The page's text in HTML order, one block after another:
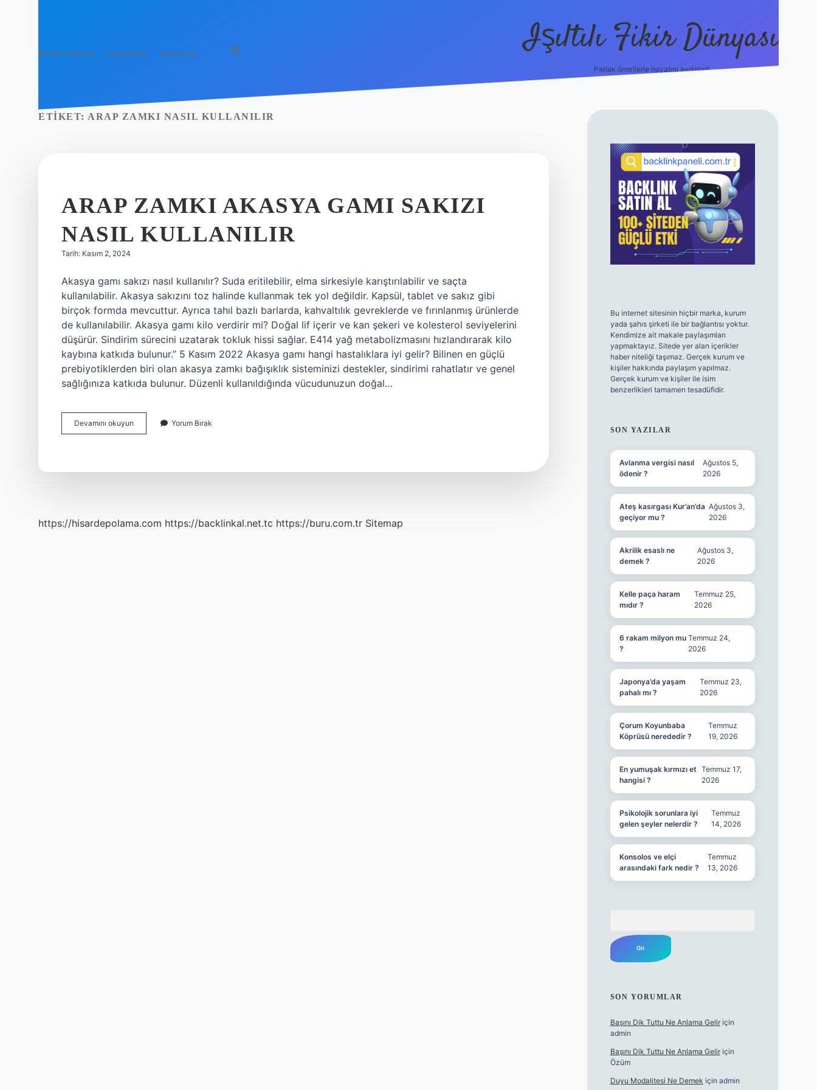
Gizlilik Politikası Hakkımızda Yasal Uyarı Işıltılı Fikir Dünyası
Parlak önerilerle hayatını aydınlat!
ETIKET: ARAP ZAMKI NASIL KULLANILIR
ARAP ZAMKI AKASYA GAMI SAKIZI
NASIL KULLANILIR
Tarih: Kasım 2, 2024
Akasya gamı sakızı nasıl kullanılır? Suda eritilebilir, elma sirkesiyle karıştırılabilir ve saçta
kullanılabilir. Akasya sakızını toz halinde kullanmak tek yol değildir. Kapsül, tablet ve sakız gibi
birçok formda mevcuttur. Ayrıca tahıl bazlı barlarda, kahvaltılık gevreklerde ve fırınlanmış ürünlerde
de kullanılabilir. Akasya gamı kilo verdirir mi? Doğal lif içerir ve kan şekeri ve kolesterol seviyelerini
düşürür. Sindirim sürecini uzatarak tokluk hissi sağlar. E414 yağ metabolizmasını hızlandırarak kilo
kaybına katkıda bulunur.” 5 Kasım 2022 Akasya gamı hangi hastalıklara iyi gelir? Bilinen en güçlü
prebiyotiklerden biri olan akasya zamkı bağışıklık sisteminizi destekler, sindirimi rahatlatır ve genel
sağlığınıza katkıda bulunur. Düzenli kullanıldığında vücudunuzun doğal…
Devamını okuyun
Zamkı
Yorum Bırak
https://hisardepolama.com https://backlinkal.net.tc https://buru.com.tr Sitemap
SIDEBAR
Bu internet sitesinin hiçbir marka, kurum
yada şahıs şirketi ile bir bağlantısı yoktur.
Kendimize ait makale paylaşımları
yapmaktayız. Sitede yer alan içerikler
haber niteliği taşımaz. Gerçek kurum ve
kişiler hakkında paylaşım yapılmaz.
Gerçek kurum ve kişiler ile isim
benzerlikleri tamamen tesadüfidir.
SON YAZILAR
Avlanma vergisi nasıl
ödenir ?
Ağustos 5,
2026
Ateş kasırgası Kur’an’da
geçiyor mu ?
Ağustos 3,
2026
Akrilik esaslı ne
demek ?
Ağustos 3,
2026
Kelle paça haram
mıdır ?
Temmuz 25,
2026
6 rakam milyon mu
?
Temmuz 24,
2026
Japonya’da yaşam
pahalı mı ?
Temmuz 23,
2026
Çorum Koyunbaba
Köprüsü nerededir ?
Temmuz
19, 2026
En yumuşak kırmızı et
hangisi ?
Temmuz 17,
2026
Psikolojik sorunlara iyi
gelen şeyler nelerdir ?
Temmuz
14, 2026
Konsolos ve elçi
arasındaki fark nedir ?
Temmuz
13, 2026
SON YORUMLAR
Başını Dik Tuttu Ne Anlama Geliriçin
admin
Başını Dik Tuttu Ne Anlama Geliriçin
Özüm
Duyu Modalitesi Ne Demek için admin
ilbet canlı